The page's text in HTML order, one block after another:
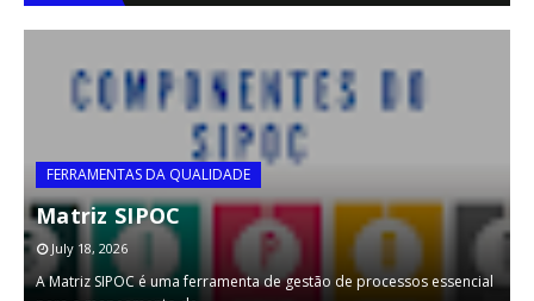
FERRAMENTAS DA QUALIDADE
Matriz SIPOC
July 18, 2026
A Matriz SIPOC é uma ferramenta de gestão de processos essencial